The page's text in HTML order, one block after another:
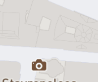
ului, are loc o întâmplare
Primii invitați la
sângerând în dormitor,